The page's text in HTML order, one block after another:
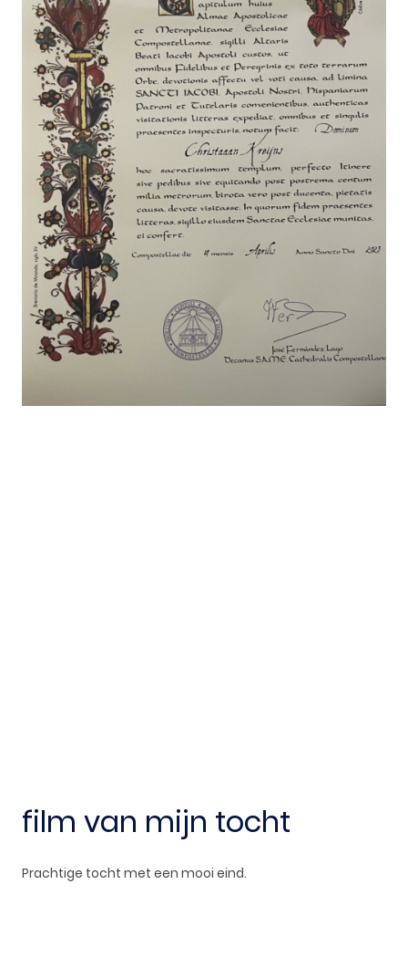
film van mijn tocht
Prachtige tocht met een mooi eind.